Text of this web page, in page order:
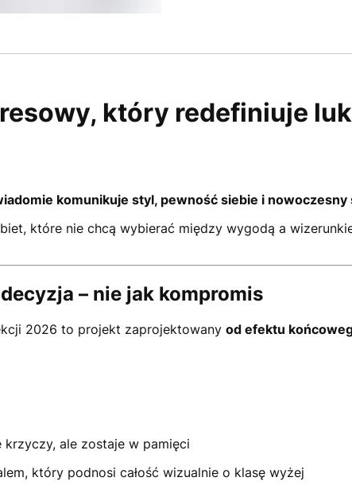
który redefiniuje
komunikuje styl, pewność siebie i nowoczesny
które nie chcą wybierać między wygodą a
– nie jak kompromis
2026 to projekt zaprojektowany od efektu
ale zostaje w pamięci
który podnosi całość wizualnie o klasę wyżej